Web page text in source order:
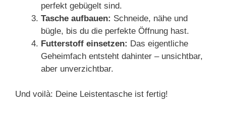
perfekt gebügelt sind.
Tasche aufbauen: Schneide, nähe und
bügle, bis du die perfekte Öffnung hast.
Futterstoff einsetzen: Das eigentliche
Geheimfach entsteht dahinter – unsichtbar,
aber unverzichtbar.
Und voilà: Deine Leistentasche ist fertig!